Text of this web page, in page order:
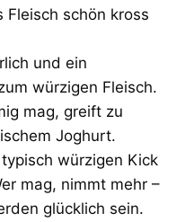
Fleisch schön kross
und ein
würzigen Fleisch.
mag, greift zu
Joghurt.
würzigen Kick
mag, nimmt mehr –
glücklich sein.